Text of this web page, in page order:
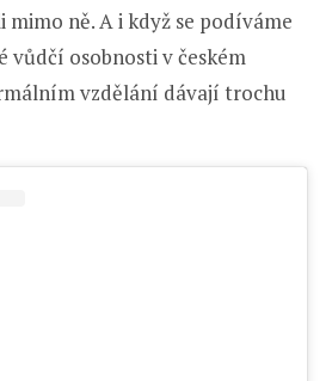
mimo ně. A i když se podíváme
vůdčí osobnosti v českém
vzdělání dávají trochu